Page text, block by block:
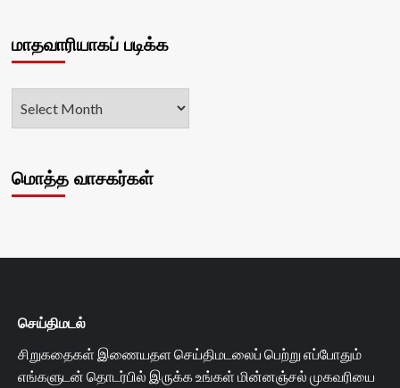
மாதவாரியாகப் படிக்க
மொத்த வாசகர்கள்
செய்திமடல்
சிறுகதைகள் இணையதள செய்திமடலைப் பெற்று எப்போதும்
எங்களுடன் தொடர்பில் இருக்க உங்கள் மின்னஞ்சல் முகவரியை